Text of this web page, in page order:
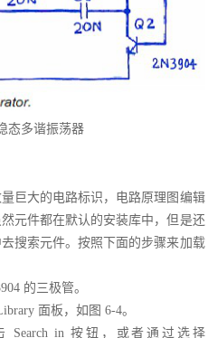
态多谐振荡器
巨大的电路标识，电路原理图编辑
元件都在默认的安装库中，但是还
搜索元件。按照下面的步骤来加载
的三极管。
面板，如图 6-4。
Search in 按钮，或者通过选择